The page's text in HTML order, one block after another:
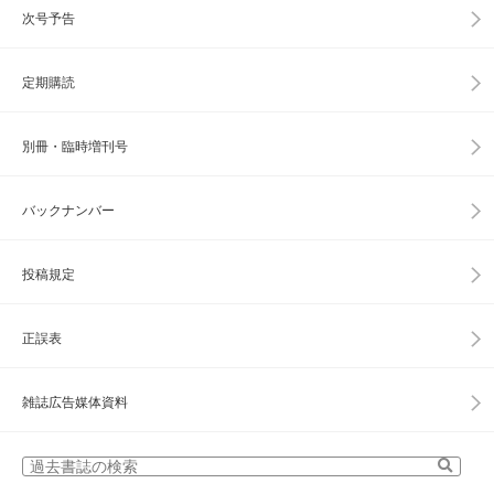
次号予告
定期購読
別冊・臨時増刊号
バックナンバー
投稿規定
正誤表
雑誌広告媒体資料